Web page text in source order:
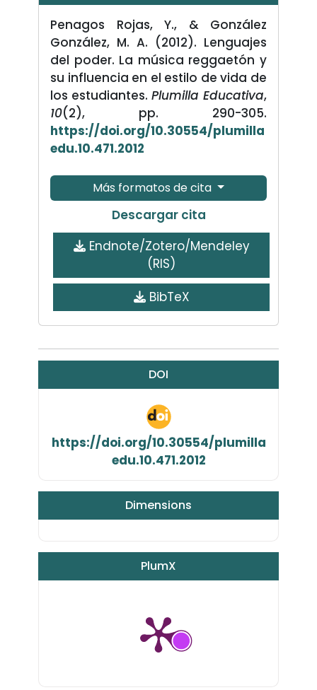
Penagos Rojas, Y., & González
González, M. A. (2012). Lenguajes
del poder. La música reggaetón y
su influencia en el estilo de vida de
los estudiantes. Plumilla Educativa,
10(2), pp. 290-305.
https://doi.org/10.30554/plumilla
edu.10.471.2012
Más formatos de cita
Descargar cita
Endnote/Zotero/Mendeley
(RIS)
BibTeX
DOI
https://doi.org/10.30554/plumilla
edu.10.471.2012
Dimensions
PlumX